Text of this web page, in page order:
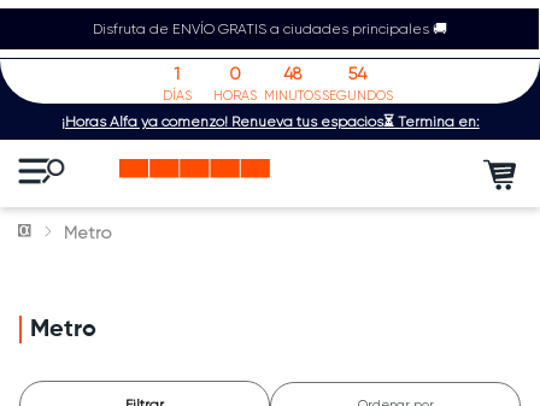
Disfruta de ENVÍO GRATIS a ciudades principales 🚚
¡Horas Alfa ya comenzó! Renueva tus espacios⏳ Termina en:
1
DÍAS
0
HORAS
48
MINUTOS
54
SEGUNDOS
Metro
Metro